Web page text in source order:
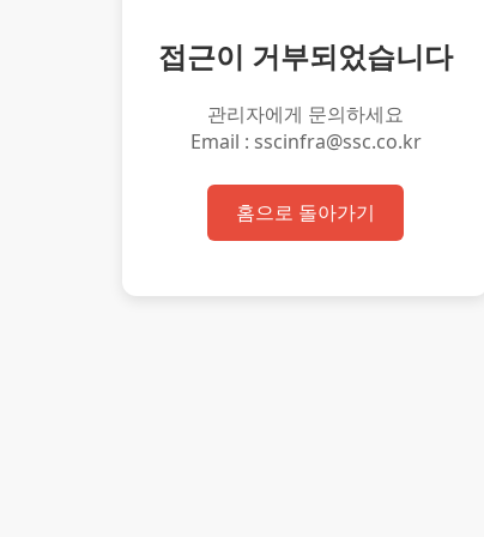
접근이 거부되었습니다
관리자에게 문의하세요
Email : sscinfra@ssc.co.kr
홈으로 돌아가기